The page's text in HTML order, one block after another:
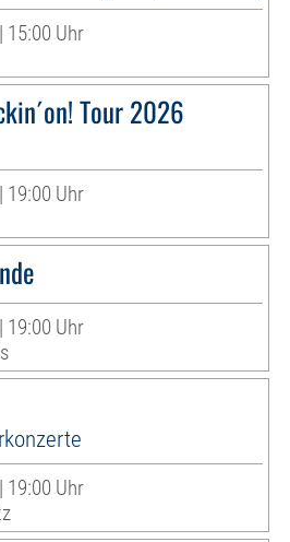
15:00 Uhr
Tour 2026
19:00 Uhr
19:00 Uhr
19:00 Uhr